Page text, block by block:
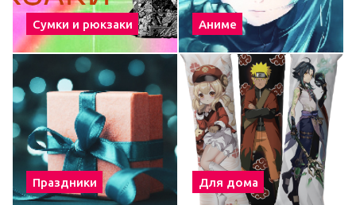
Сумки и рюкзаки Аниме
Праздники Для дома